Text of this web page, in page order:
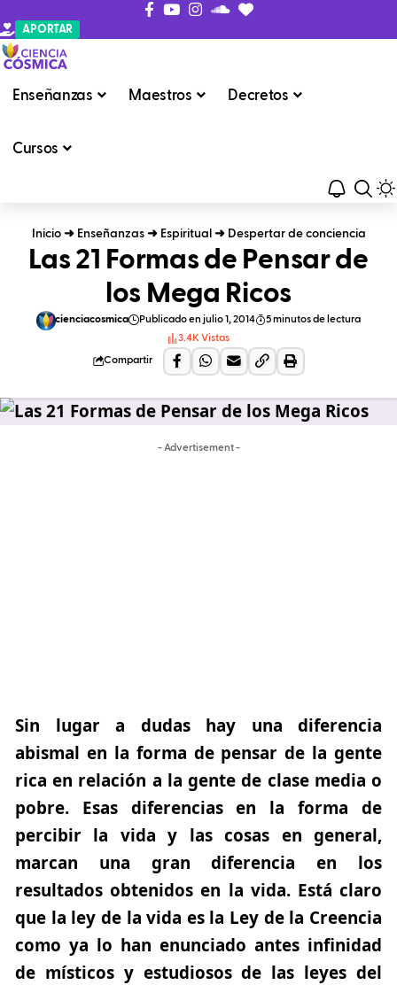
APORTAR
Enseñanzas Maestros Decretos
Cursos
Inicio➜ Enseñanzas➜ Espiritual ➜ Despertar de conciencia
Las 21 Formas de Pensar de
los Mega Ricos
cienciacosmica Publicado en julio 1, 2014
5 minutos de lectura
3.4K Vistas
Compartir
- Advertisement -
Sin lugar a dudas hay una diferencia
abismal en la forma de pensar de la gente
rica en relación a la gente de clase media o
pobre. Esas diferencias en la forma de
percibir la vida y las cosas en general,
marcan una gran diferencia en los
resultados obtenidos en la vida. Está claro
que la ley de la vida es la Ley de la Creencia
como ya lo han enunciado antes infinidad
de místicos y estudiosos de las leyes del